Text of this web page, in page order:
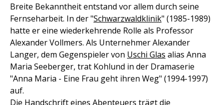
Breite Bekanntheit entstand vor allem durch seine
Fernseharbeit. In der "Schwarzwaldklinik" (1985-1989)
hatte er eine wiederkehrende Rolle als Professor
Alexander Vollmers. Als Unternehmer Alexander
Langer, dem Gegenspieler von Uschi Glas alias Anna
Maria Seeberger, trat Kohlund in der Dramaserie
"Anna Maria - Eine Frau geht ihren Weg" (1994-1997)
auf.
Die Handschrift eines Abenteuers trägt die